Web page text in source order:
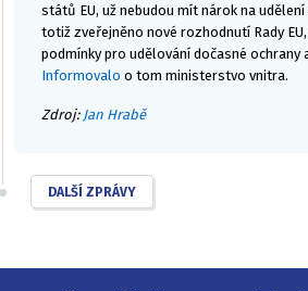
států EU, už nebudou mít nárok na
totiž zveřejněno nové rozhodnutí Rady
podmínky pro udělování dočasné ochrany
Informovalo o tom ministerstvo vnitra.
Zdroj: Jan Hrabě
DALŠÍ ZPRÁVY